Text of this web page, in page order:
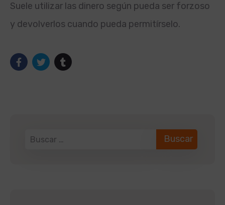
Suele utilizar las dinero según pueda ser forzoso
y devolverlos cuando pueda permitírselo.